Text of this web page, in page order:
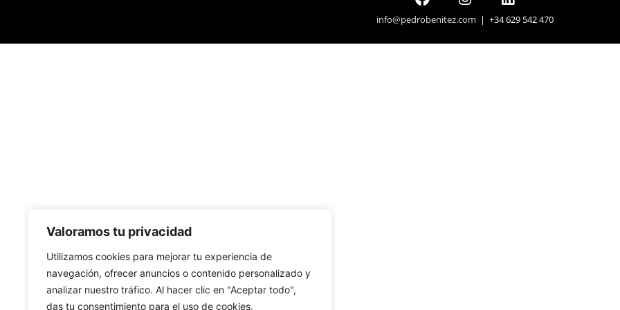
Valoramos tu privacidad
Utilizamos cookies para mejorar tu experiencia de
navegación, ofrecer anuncios o contenido personalizado y
analizar nuestro tráfico. Al hacer clic en "Aceptar todo",
das tu consentimiento para el uso de cookies.
info@pedrobenitez.com | +34 629 542 470